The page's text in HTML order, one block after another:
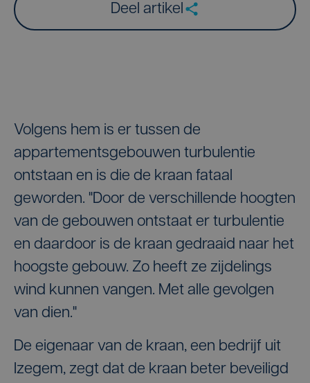
Deel artikel
Volgens hem is er tussen de
appartementsgebouwen turbulentie
ontstaan en is die de kraan fataal
geworden. "Door de verschillende hoogten
van de gebouwen ontstaat er turbulentie
en daardoor is de kraan gedraaid naar het
hoogste gebouw. Zo heeft ze zijdelings
wind kunnen vangen. Met alle gevolgen
van dien."
De eigenaar van de kraan, een bedrijf uit
Izegem, zegt dat de kraan beter beveiligd